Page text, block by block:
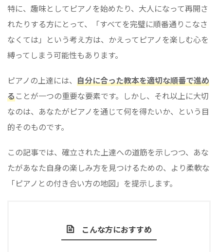
特に、趣味としてピアノを始めたり、大人になって再開さ
れたりする方にとって、「すべてを完璧に順番通りこなさ
なくては」という考え方は、かえってピアノを楽しむ心を
縛ってしまう可能性もあります。
ピアノの上達には、 自分に合った教本を適切な順番で進め
ることが一つの重要な要素です。しかし、それ以上に大切
なのは、あなたがピアノを通じて何を得たいか、という目
的そのものです。
この記事では、確立された上達への道筋を示しつつ、あな
たがあなた自身の楽しみ方を見つけるための、より柔軟な
「ピアノとの付き合い方の地図」を提示します。
こんな方におすすめ